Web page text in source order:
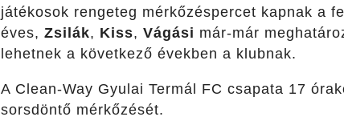
játékosok rengeteg mérkőzéspercet kapnak a
éves, Zsilák, Kiss, Vágási már-már
lehetnek a következő években a klubnak.
A Clean-Way Gyulai Termál FC csapata 17
sorsdöntő mérkőzését.